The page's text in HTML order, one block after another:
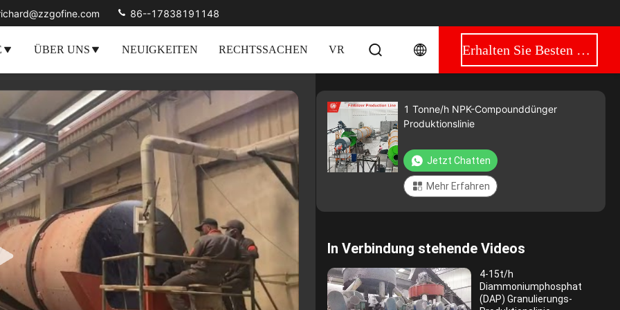
86--17838191148
ÜBER UNS NEUIGKEITEN RECHTSSACHEN VR Erhalten Sie Besten Preis
1 Tonne/h NPK-Compounddünger
Produktionslinie
Jetzt Chatten
Mehr Erfahren
In Verbindung stehende Videos
4-15t/h
Diammoniumphosphat
(DAP) Granulierungs-